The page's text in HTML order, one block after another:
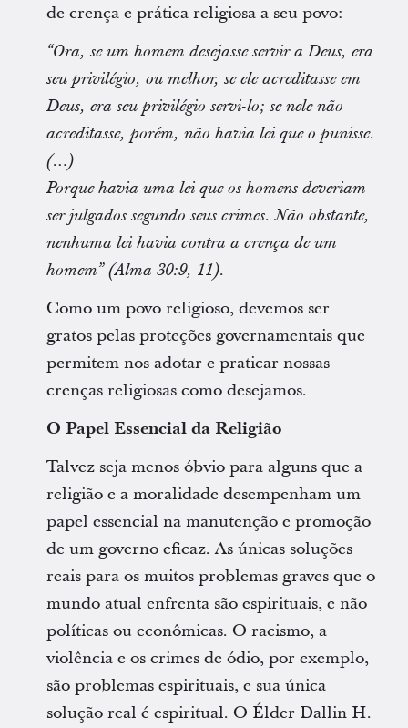
de crença e prática religiosa a seu povo:
“Ora, se um homem desejasse servir a Deus, era
seu privilégio, ou melhor, se ele acreditasse em
Deus, era seu privilégio servi-lo; se nele não
acreditasse, porém, não havia lei que o punisse.
(…)
Porque havia uma lei que os homens deveriam
ser julgados segundo seus crimes. Não obstante,
nenhuma lei havia contra a crença de um
homem” (Alma 30:9, 11).
Como um povo religioso, devemos ser
gratos pelas proteções governamentais que
permitem-nos adotar e praticar nossas
crenças religiosas como desejamos.
O Papel Essencial da Religião
Talvez seja menos óbvio para alguns que a
religião e a moralidade desempenham um
papel essencial na manutenção e promoção
de um governo eficaz. As únicas soluções
reais para os muitos problemas graves que o
mundo atual enfrenta são espirituais, e não
políticas ou econômicas. O racismo, a
violência e os crimes de ódio, por exemplo,
são problemas espirituais, e sua única
solução real é espiritual. O Élder Dallin H.